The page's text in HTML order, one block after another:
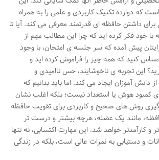
که دوازده تکنیک کاربردی و علمی را به همراه
داشتن حافظه ای قدرتمند معرفی می کند. آیا تا
خود فکر کرده اید که چرا این مطالب مهم از
پیش آمده که سر جلسه ی امتحان، با وجود
کنید که همه چیز را فراموش کرده اید و
این تجربه ی ناخوشایند، حس ناامیدی و
دانش آموزان ایجاد می کند. اما باید بدانیم که
کمبود هوش یا استعداد نیست؛ بلکه اغلب نشان
روش های صحیح و کاربردی برای تقویت حافظه
مانند یک عضله، هرچه بیشتر و درست تر
و کارآمدتر خواهد شد. این مهارت اکتسابی، نه تنها
و دستیابی به نمرات عالی است، بلکه در زندگی